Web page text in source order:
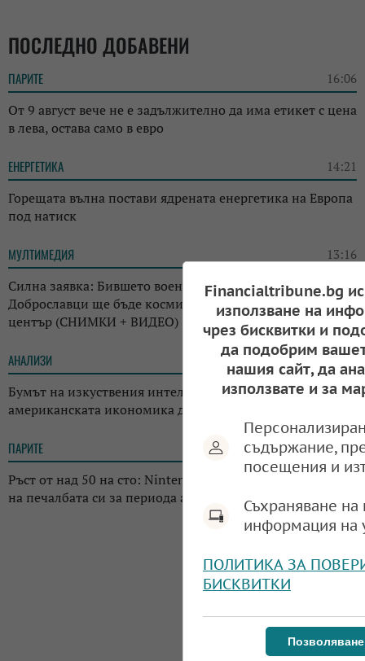
ПОСЛЕДНО ДОБАВЕНИ
ПАРИТЕ 16:06
От 9 август вече не е задължително да има етикет с цена
в лева, остава само в евро
ЕНЕРГЕТИКА 14:21
Горещата вълна постави ядрената енергетика на Европа
под натиск
МУЛТИМЕДИЯ 13:16
Силна заявка: Бившето военно летище край
Доброславци ще бъде космически и технологичен
център (СНИМКИ + ВИДЕО)
АНАЛИЗИ 12:18
Бумът на изкуствения интелект променя
американската икономика до неузнаваемост
ПАРИТЕ 12:11
Ръст от над 50 на сто: Nintendo отчете драстичен скок
на печалбата си за периода април-юни 2026 г.
Financialtribune.bg
използване на
чрез бисквитки и
да подобрим
нашия сайт, да
използвате и за
съдържание,
посещения и
Съхраняване
информация на
ПОЛИТИКА ЗА
БИСКВИТКИ